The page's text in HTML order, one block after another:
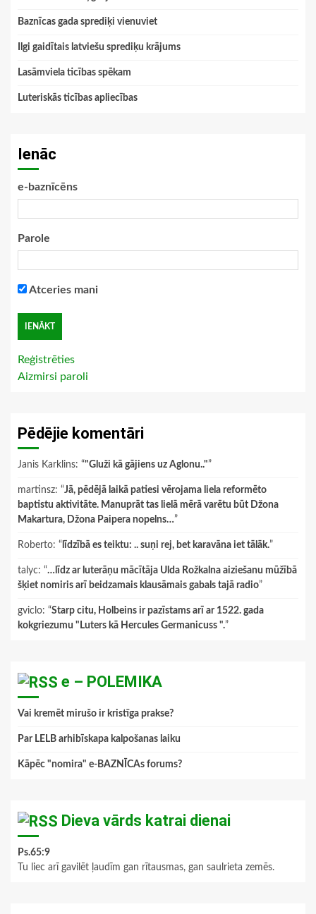
Baznīcas gada sprediķi vienuviet
Ilgi gaidītais latviešu sprediķu krājums
Lasāmviela ticības spēkam
Luteriskās ticības apliecības
Ienāc
e-baznīcēns
Parole
Atceries mani
Reģistrēties
Aizmirsi paroli
Pēdējie komentāri
Janis Karklins: “"Gluži kā gājiens uz Aglonu.."”
martinsz: “Jā, pēdējā laikā patiesi vērojama liela reformēto
baptistu aktivitāte. Manuprāt tas lielā mērā varētu būt Džona
Makartura, Džona Paipera nopelns…”
Roberto: “ līdzībā es teiktu: .. suņi rej, bet karavāna iet tālāk.”
talyc: “…līdz ar luterāņu mācītāja Ulda Rožkalna aiziešanu mūžībā
šķiet nomiris arī beidzamais klausāmais gabals tajā radio”
gviclo: “Starp citu, Holbeins ir pazīstams arī ar 1522. gada
kokgriezumu "Luters kā Hercules Germanicuss ".”
e – POLEMIKA
Vai kremēt mirušo ir kristīga prakse?
Par LELB arhibīskapa kalpošanas laiku
Kāpēc "nomira" e-BAZNĪCAs forums?
Dieva vārds katrai dienai
Ps.65:9
Tu liec arī gavilēt ļaudīm gan rītausmas, gan saulrieta zemēs.